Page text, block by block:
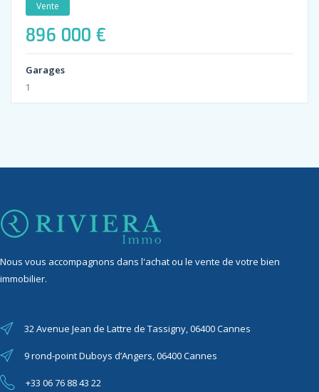
Vente
896 000 €
Garages
1
Nous vous accompagnons dans l'achat ou le vente de votre bien
immobilier.
32 Avenue Jean de Lattre de Tassigny, 06400 Cannes
9 rond-point Duboys d’Angers, 06400 Cannes
+33 06 76 88 43 22